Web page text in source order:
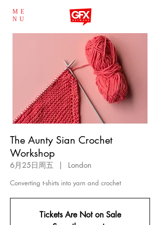
ME
NU
The Aunty Sian Crochet
Workshop
6月25日周五
  |
London
Tickets Are Not on Sale